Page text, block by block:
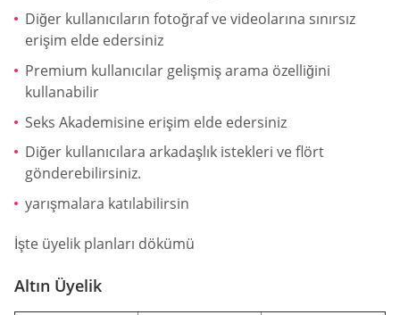
Diğer kullanıcıların fotoğraf ve videolarına sınırsız
erişim elde edersiniz
Premium kullanıcılar gelişmiş arama özelliğini
kullanabilir
Seks Akademisine erişim elde edersiniz
Diğer kullanıcılara arkadaşlık istekleri ve flört
gönderebilirsiniz.
yarışmalara katılabilirsin
İşte üyelik planları dökümü
Altın Üyelik